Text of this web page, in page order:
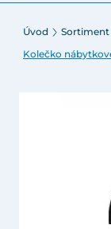
Úvod Sortiment
Kolečko